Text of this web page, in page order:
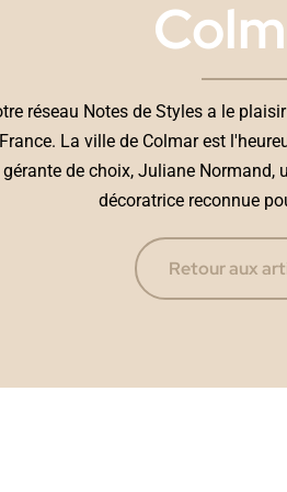
réseau Notes de Styles a le
France. La ville de Colmar est
gérante de choix, Juliane Normand,
décoratrice reconnue
Retour aux